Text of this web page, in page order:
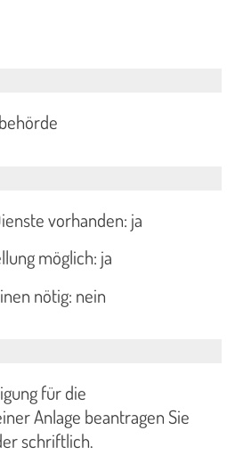
vorhanden: ja
möglich: ja
nötig: nein
für die
Anlage beantragen Sie
schriftlich.